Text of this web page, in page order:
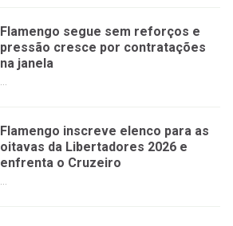
Flamengo segue sem reforços e
pressão cresce por contratações
na janela
Flamengo inscreve elenco para as
oitavas da Libertadores 2026 e
enfrenta o Cruzeiro
...